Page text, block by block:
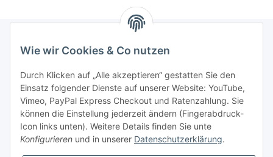
Gesetzliche Informationen
Vertrag widerrufen
Wie wir Cookies & Co nutzen
Durch Klicken auf „Alle akzeptieren“ gestatten Sie den
Einsatz folgender Dienste auf unserer Website: YouTube,
Vimeo, PayPal Express Checkout und Ratenzahlung. Sie
können die Einstellung jederzeit ändern (Fingerabdruck-
Icon links unten). Weitere Details finden Sie unte
Konfigurieren und in unserer Datenschutzerklärung.